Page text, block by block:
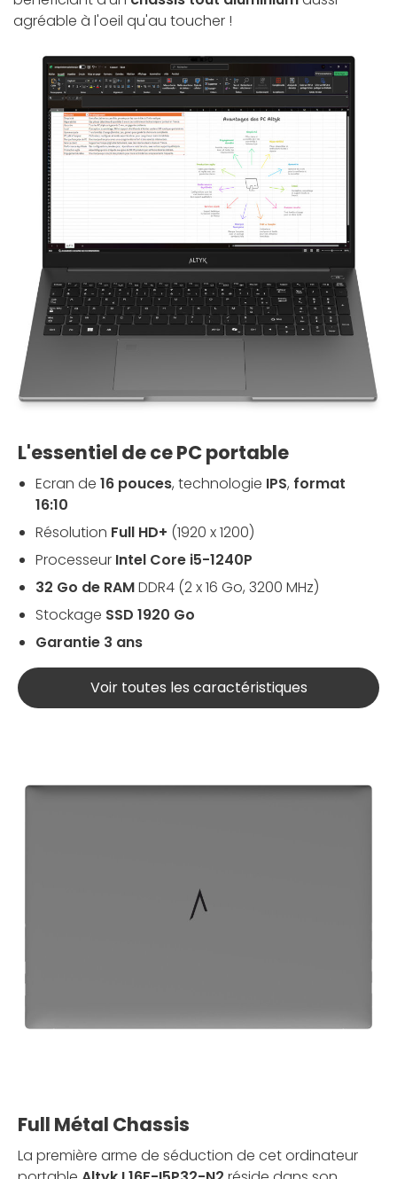
agréable à l'oeil qu'au toucher !
L'essentiel de ce PC portable
Ecran de 16 pouces, technologie IPS, format
16:10
Résolution Full HD+ (1920 x 1200)
Processeur Intel Core i5-1240P
32 Go de RAMDDR4 (2 x 16 Go, 3200 MHz)
Stockage SSD 1920 Go
Garantie 3 ans
Voir toutes les caractéristiques
Full Métal Chassis
La première arme de séduction de cet ordinateur